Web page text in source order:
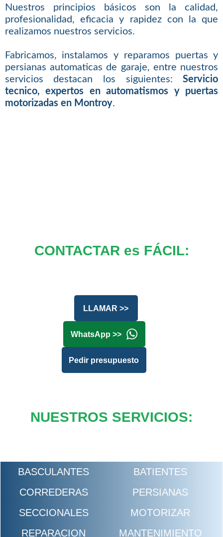
Nuestros principios básicos son la calidad,
profesionalidad, eficacia y rapidez con la que
realizamos nuestros servicios.
Fabricamos, instalamos y reparamos puertas y
persianas automaticas de garaje, entre nuestros
servicios destacan los siguientes:Servicio
tecnico, expertos en automatismos y puertas
motorizadas en Montroy.
CONTACTAR es FÁCIL:
LLAMAR >>
WhatsApp >>
Pedir presupuesto
NUESTROS SERVICIOS:
BASCULANTES
BATIENTES
CORREDERAS
PERSIANAS
SECCIONALES
MOTORIZAR
REPARACION
MANTENIMIENTO